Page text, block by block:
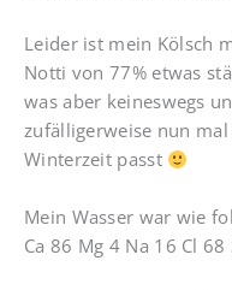
Leider ist mein Kölsch
Notti von 77% etwas
was aber keineswegs
zufälligerweise nun
Winterzeit passt
Mein Wasser war wie
Ca 86 Mg 4 Na 16 Cl